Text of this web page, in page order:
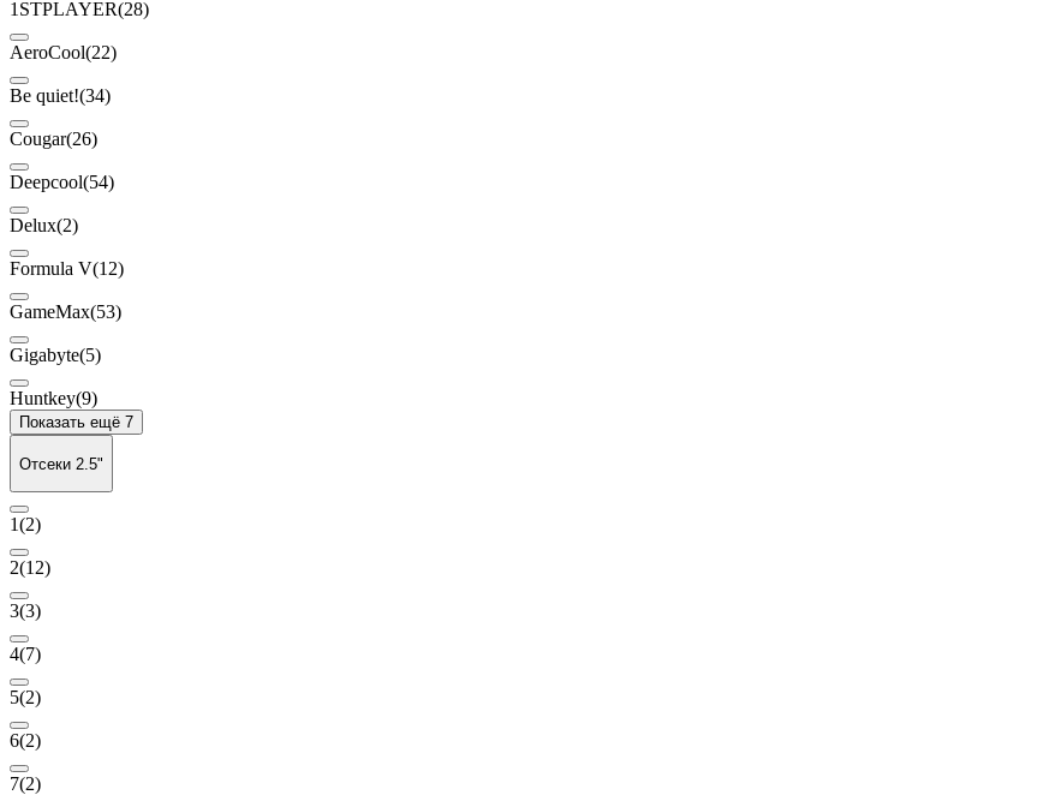
1STPLAYER(28)
AeroCool(22)
Be quiet!(34)
Cougar(26)
Deepcool(54)
Delux(2)
Formula V(12)
GameMax(53)
Gigabyte(5)
Huntkey(9)
Показать ещё 7
Отсеки 2.5"
1(2)
2(12)
3(3)
4(7)
5(2)
6(2)
7(2)